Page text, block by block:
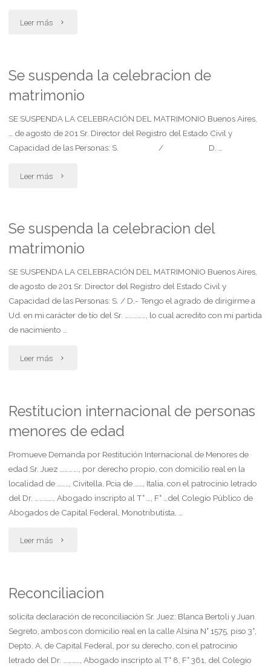
Leer más "Solicita
pacto
de
convivencia
Se suspenda la celebracion de
matrimonio
SE SUSPENDA LA CELEBRACIÓN DEL MATRIMONIO Buenos Aires,
… de agosto de 201 Sr. Director del Registro del Estado Civil y
Capacidad de las Personas: S. / D. …
Leer más "Se
celebracion
de
matrimonio"
Se suspenda la celebracion del
matrimonio
SE SUSPENDA LA CELEBRACIÓN DEL MATRIMONIO Buenos Aires,
de agosto de 201 Sr. Director del Registro del Estado Civil y
Capacidad de las Personas: S. / D.- Tengo el agrado de dirigirme a
Ud. en mi carácter de tío del Sr. ……………, lo cual acredito con mi partida
de nacimiento …
Leer más "Se
celebracion
del
Restitucion internacional de personas
menores de edad
Promueve Demanda por Restitución Internacional de Menores de
edad Sr. Juez …………., por derecho propio, con domicilio real en la
localidad de …….., Civitella, Pcia de ……, Italia, con el patrocinio letrado
del Dr. …………., Abogado inscripto al T° …, F° …del Colegio Público de
Abogados de Capital Federal, Monotributista, …
Leer más "Restitucion
de
personas
menores
de
Reconciliacion
solicita declaración de reconciliación Sr. Juez: Blanca Bertoli y Juan
Segreto, ambos con domicilio real en la calle Alsina N° 1575, piso 3°,
Depto. A, de Capital Federal, por su derecho, con el patrocinio
letrado del Dr. …………, Abogado inscripto al T° 8, F° 361, del Colegio